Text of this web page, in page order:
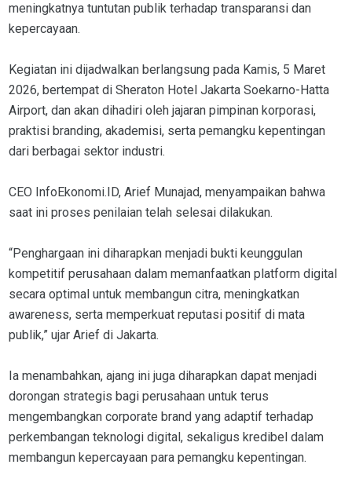
meningkatnya tuntutan publik terhadap transparansi dan
kepercayaan.
Kegiatan ini dijadwalkan berlangsung pada Kamis, 5 Maret
2026, bertempat di Sheraton Hotel Jakarta Soekarno-Hatta
Airport, dan akan dihadiri oleh jajaran pimpinan korporasi,
praktisi branding, akademisi, serta pemangku kepentingan
dari berbagai sektor industri.
CEO InfoEkonomi.ID, Arief Munajad, menyampaikan bahwa
saat ini proses penilaian telah selesai dilakukan.
“Penghargaan ini diharapkan menjadi bukti keunggulan
kompetitif perusahaan dalam memanfaatkan platform digital
secara optimal untuk membangun citra, meningkatkan
awareness, serta memperkuat reputasi positif di mata
publik,” ujar Arief di Jakarta.
Ia menambahkan, ajang ini juga diharapkan dapat menjadi
dorongan strategis bagi perusahaan untuk terus
mengembangkan corporate brand yang adaptif terhadap
perkembangan teknologi digital, sekaligus kredibel dalam
membangun kepercayaan para pemangku kepentingan.